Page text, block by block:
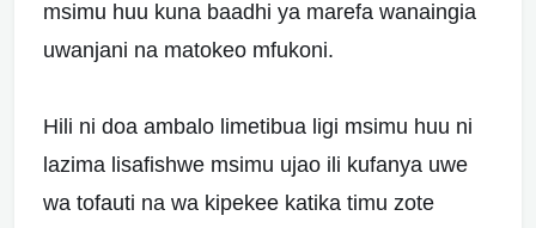
msimu huu kuna baadhi ya marefa wanaingia
uwanjani na matokeo mfukoni.
Hili ni doa ambalo limetibua ligi msimu huu ni
lazima lisafishwe msimu ujao ili kufanya uwe
wa tofauti na wa kipekee katika timu zote